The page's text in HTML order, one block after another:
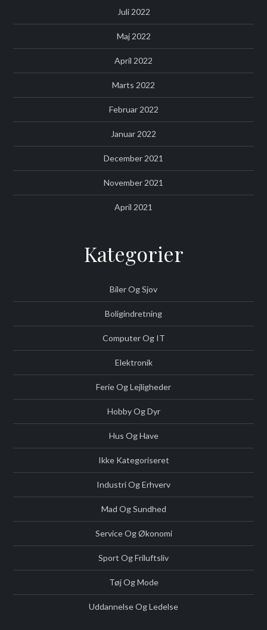
Juli 2022
Maj 2022
April 2022
Marts 2022
Februar 2022
Januar 2022
December 2021
November 2021
April 2021
Kategorier
Biler Og Sjov
Boligindretning
Computer Og IT
Elektronik
Ferie Og Lejligheder
Hobby Og Dyr
Hus Og Have
Ikke Kategoriseret
Industri Og Erhverv
Mad Og Sundhed
Service Og Økonomi
Sport Og Friluftsliv
Tøj Og Mode
Uddannelse Og Ledelse